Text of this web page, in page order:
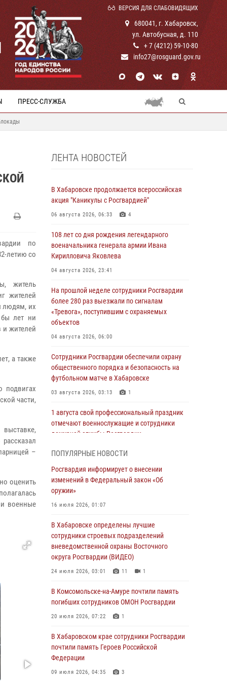
ВЕРСИЯ ДЛЯ СЛАБОВИДЯЩИХ
680041, г. Хабаровск,
ул. Автобусная, д. 110
+ 7 (4212) 59-10-80
info27@rosguard.gov.ru
ПРЕСС-СЛУЖБА
по
летию со
житель
жителей
людям, их
лет ни
и жителей
а также
подвигах
части,
–
оценить
военные
ЛЕНТА НОВОСТЕЙ
В Хабаровске продолжается всероссийская
акция "Каникулы с Росгвардией"
06 августа 2026, 06:33 4
108 лет со дня рождения легендарного
военачальника генерала армии Ивана
Кирилловича Яковлева
04 августа 2026, 23:41
На прошлой неделе сотрудники Росгвардии
более 280 раз выезжали по сигналам
«Тревога», поступившим с охраняемых
объектов
04 августа 2026, 06:00
Сотрудники Росгвардии обеспечили охрану
общественного порядка и безопасность на
футбольном матче в Хабаровске
03 августа 2026, 03:13 1
1 августа свой профессиональный праздник
отмечают военнослужащие и сотрудники
дежурной службы Росгвардии
День образования тыловых подразделений
Росгвардии
01 августа 2026, 00:00
краю состоялось информирование личного
состава по вопросам реализации
избирательного права
31 июля 2026, 03:26
оказали помощь женщине, потерявшей
сознание во время массового мероприятия
29 июля 2026, 23:24 2
В Хабаровске продолжается акция
«Каникулы с Росгвардией»
29 июля 2026, 02:51
ПОПУЛЯРНЫЕ НОВОСТИ
Росгвардия информирует о внесении
изменений в Федеральный закон «Об
оружии»
16 июля 2026, 01:07
В Хабаровске определены лучшие
сотрудники строевых подразделений
вневедомственной охраны Восточного
округа Росгвардии (ВИДЕО)
24 июля 2026, 03:01 11 1
В Комсомольске-на-Амуре почтили память
погибших сотрудников ОМОН Росгвардии
20 июля 2026, 07:22 1
В Хабаровском крае сотрудники Росгвардии
почтили память Героев Российской
Федерации
09 июля 2026, 04:35 3